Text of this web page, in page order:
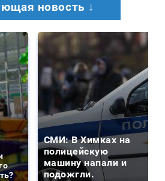
новость ↓
СМИ: В Химках на
полицейскую
машину напали и
подожгли.